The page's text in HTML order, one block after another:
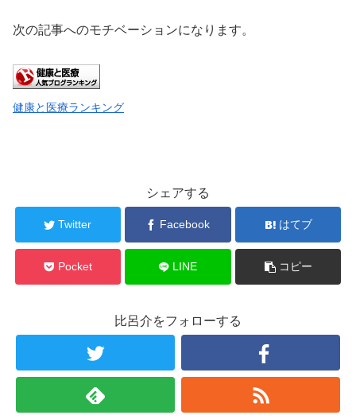
次の記事へのモチベーションになります。
健康と医療ランキング
シェアする
Twitter Facebook はてブ
Pocket LINE コピー
比呂介をフォローする